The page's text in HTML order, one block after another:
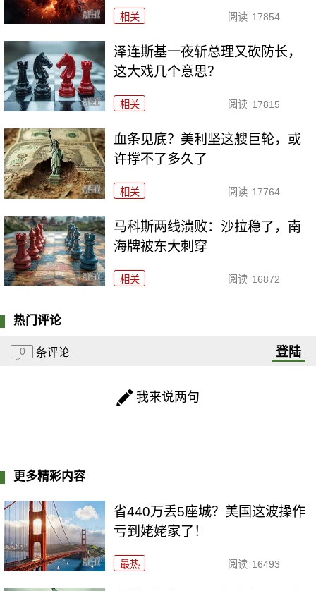
相关 阅读 17854
泽连斯基一夜斩总理又砍防长，
这大戏几个意思？
相关 阅读 17815
血条见底？美利坚这艘巨轮，或
许撑不了多久了
相关 阅读 17764
马科斯两线溃败：沙拉稳了，南
海牌被东大刺穿
相关 阅读 16872
热门评论
0 条评论 登陆
我来说两句
更多精彩内容
省440万丢5座城？美国这波操作
亏到姥姥家了！
最热 阅读 16493